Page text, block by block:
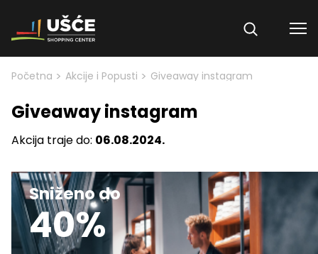
Skip to content
Početna > Akcije i Popusti > Giveaway instagram
Giveaway instagram
Akcija traje do: 06.08.2024.
Sniženo do
40%